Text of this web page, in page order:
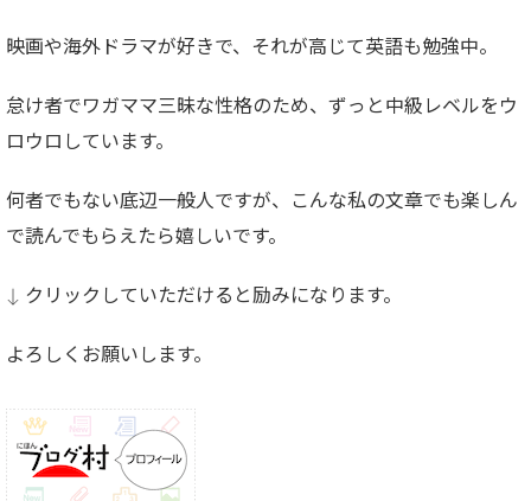
映画や海外ドラマが好きで、それが高じて英語も勉強中。
怠け者でワガママ三昧な性格のため、ずっと中級レベルをウ
ロウロしています。
何者でもない底辺一般人ですが、こんな私の文章でも楽しん
で読んでもらえたら嬉しいです。
↓ クリックしていただけると励みになります。
よろしくお願いします。